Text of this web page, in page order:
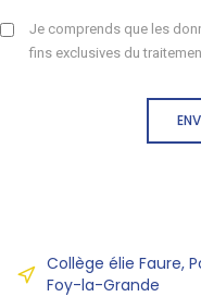
Je comprends que les
fins exclusives du
Collège élie Faure,
Foy-la-Grande